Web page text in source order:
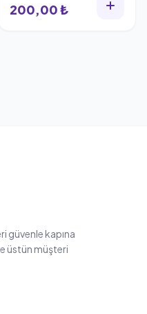
200,00 ₺
güvenle kapına
üstün müşteri